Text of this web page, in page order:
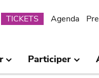
Submenu
TICKETS Agenda
Participer